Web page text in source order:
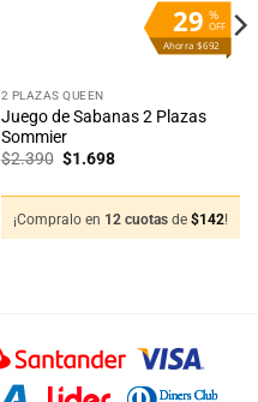
%
OFF
29
Ahorra $692
2 PLAZAS QUEEN
Juego de Sabanas 2 Plazas
Sommier
$2.390 El
$2.390.
$1.698El
$1.698.
¡Compralo en 12 cuotas de $142!